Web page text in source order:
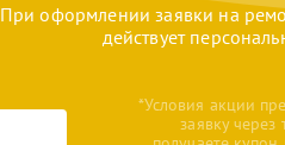
При оформлении заявки на
действует
*Условия акции
заявку